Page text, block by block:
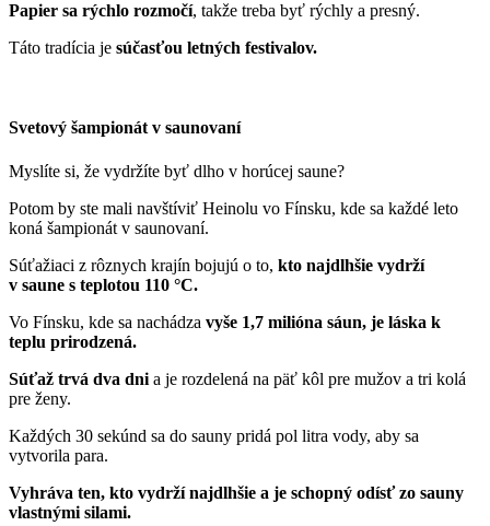
Papier sa rýchlo rozmočí, takže treba byť rýchly a presný.
Táto tradícia je súčasťou letných festivalov.
Svetový šampionát v saunovaní
Myslíte si, že vydržíte byť dlho v horúcej saune?
Potom by ste mali navštíviť Heinolu vo Fínsku, kde sa každé leto
koná šampionát v saunovaní.
Súťažiaci z rôznych krajín bojujú o to, kto najdlhšie vydrží
v saune s teplotou 110 °C.
Vo Fínsku, kde sa nachádza vyše 1,7 milióna sáun, je láska k
teplu prirodzená.
Súťaž trvá dva dni a je rozdelená na päť kôl pre mužov a tri kolá
pre ženy.
Každých 30 sekúnd sa do sauny pridá pol litra vody, aby sa
vytvorila para.
Vyhráva ten, kto vydrží najdlhšie a je schopný odísť zo sauny
vlastnými silami.